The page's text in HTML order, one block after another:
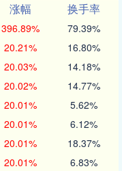
涨幅
换手率
396.89% 79.39%
20.21% 16.80%
20.03% 14.18%
20.02% 14.77%
20.01% 5.62%
20.01% 6.12%
20.01% 18.37%
20.01% 6.83%